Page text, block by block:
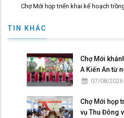
Chợ Mới họp triển khai kế hoạch
TIN KHÁC
Chợ Mới
A Kiến An từ
07/08/2026
Chợ Mới họp
vụ Thu Đông